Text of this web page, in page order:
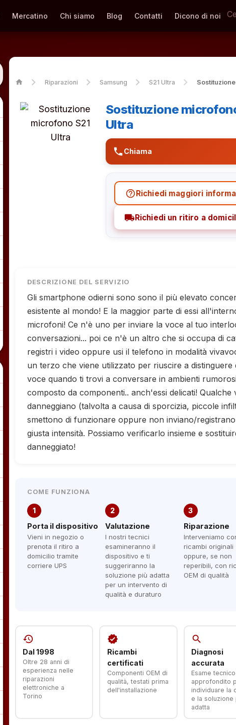
Mercatino Chi siamo Blog Contatti Dicono di noi
home Riparazioni Samsung S21 Ultra
Sostituzione
Ultra
phoneChiama
help_outlineRichiedi maggiori
local_shippingRichiedi un ritiro a
DESCRIZIONE DEL SERVIZIO
Gli smartphone odierni sono sono il più elevato
esistente al mondo! E la maggior parte di essi
microfoni! Ce n'è uno per inviare la voce al tuo
conversazioni... poi ce n'è un altro che si occupa di
registri i video oppure usi il telefono in modalità
un terzo che viene utilizzato per riuscire a distinguere
voce quando ti trovi a conversare in ambienti
composto da componenti.. anch'essi delicati! Qualche
danneggiano (talvolta a causa di sporcizia, piccole
smettono di funzionare oppure non inviano/
giusta intensità. Possiamo verificarlo insieme e
danneggiato!
COME FUNZIONA
1
Porta il dispositivo
Vieni in negozio o
prenota il ritiro a
domicilio tramite
corriere UPS
2
Valutazione
I nostri tecnici
esamineranno il
dispositivo e ti
suggeriranno la
soluzione più adatta
per un intervento di
qualità e duraturo
3
Riparazione
Interveniamo
ricambi originali
oppure, se non
reperibili, con
OEM di qualità
history
Dal 1998
Oltre 28 anni di
esperienza nelle
riparazioni
elettroniche a
Torino
verified
Ricambi
certificati
Componenti OEM di
qualità, testati prima
dell'installazione
search
Diagnosi
accurata
Esame tecnico
approfondito
individuare la
e la soluzione
adatta